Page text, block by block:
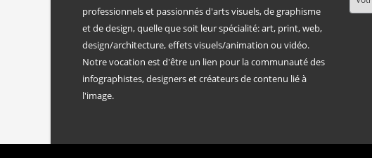
professionnels et passionnés d'arts visuels, de graphisme
et de design, quelle que soit leur spécialité: art, print, web,
design/architecture, effets visuels/animation ou vidéo.
Notre vocation est d'être un lien pour la communauté des
infographistes, designers et créateurs de contenu lié à
l'image.